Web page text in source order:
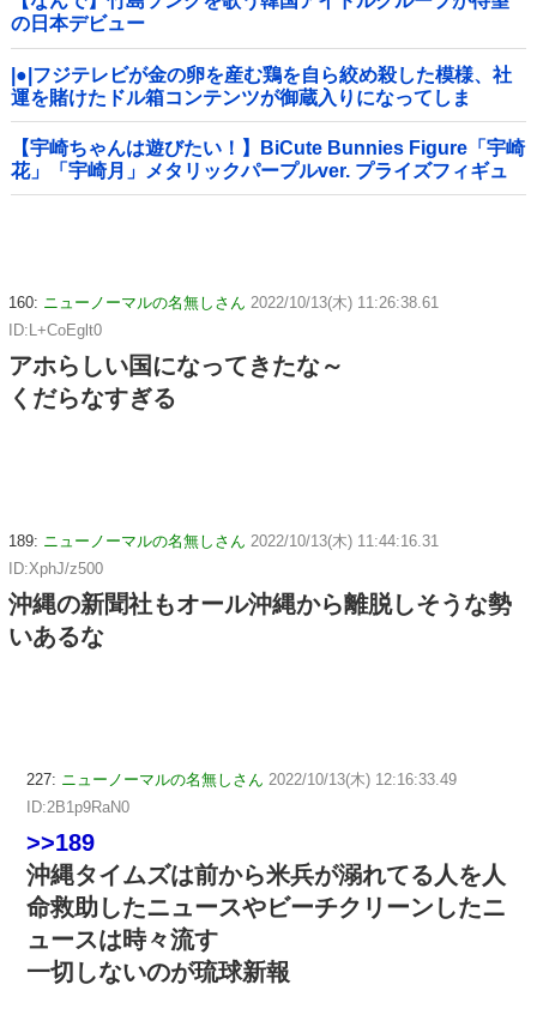
の日本デビュー
|●|フジテレビが金の卵を産む鶏を自ら絞め殺した模様、社
運を賭けたドル箱コンテンツが御蔵入りになってしま
い……
【宇崎ちゃんは遊びたい！】BiCute Bunnies Figure「宇崎
花」「宇崎月」メタリックパープルver. プライズフィギュ
ア【ラウンドワン限定で展開決定】
160: ニューノーマルの名無しさん 2022/10/13(木) 11:26:38.61
ID:L+CoEglt0
アホらしい国になってきたな～
くだらなすぎる
189: ニューノーマルの名無しさん 2022/10/13(木) 11:44:16.31
ID:XphJ/z500
沖縄の新聞社もオール沖縄から離脱しそうな勢
いあるな
227: ニューノーマルの名無しさん 2022/10/13(木) 12:16:33.49
ID:2B1p9RaN0
>>189
沖縄タイムズは前から米兵が溺れてる人を人
命救助したニュースやビーチクリーンしたニ
ュースは時々流す
一切しないのが琉球新報